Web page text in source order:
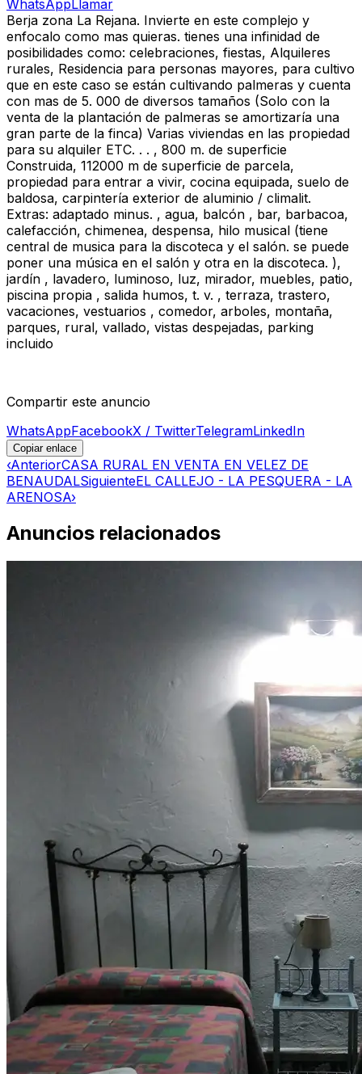
WhatsAppLlamar
Berja zona La Rejana. Invierte en este complejo y
enfocalo como mas quieras. tienes una infinidad de
posibilidades como: celebraciones, fiestas, Alquileres
rurales, Residencia para personas mayores, para cultivo
que en este caso se están cultivando palmeras y cuenta
con mas de 5. 000 de diversos tamaños (Solo con la
venta de la plantación de palmeras se amortizaría una
gran parte de la finca) Varias viviendas en las propiedad
para su alquiler ETC. . . , 800 m. de superficie
Construida, 112000 m de superficie de parcela,
propiedad para entrar a vivir, cocina equipada, suelo de
baldosa, carpintería exterior de aluminio / climalit.
Extras: adaptado minus. , agua, balcón , bar, barbacoa,
calefacción, chimenea, despensa, hilo musical (tiene
central de musica para la discoteca y el salón. se puede
poner una música en el salón y otra en la discoteca. ),
jardín , lavadero, luminoso, luz, mirador, muebles, patio,
piscina propia , salida humos, t. v. , terraza, trastero,
vacaciones, vestuarios , comedor, arboles, montaña,
parques, rural, vallado, vistas despejadas, parking
incluido
Compartir este anuncio
WhatsAppFacebookX / TwitterTelegramLinkedIn
Copiar enlace
‹AnteriorCASA RURAL EN VENTA EN VELEZ DE
BENAUDALSiguienteEL CALLEJO - LA PESQUERA - LA
ARENOSA›
Anuncios relacionados